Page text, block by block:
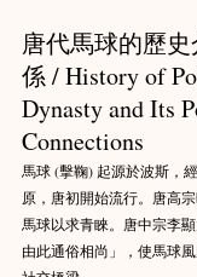
唐代馬球的歷
係 / History of
Dynasty and Its
Connections
馬球 (擊鞠) 起源於波斯，
原，唐初開始流行。唐高
馬球以求青睞。唐中宗李
由此通俗相尚」，使馬球